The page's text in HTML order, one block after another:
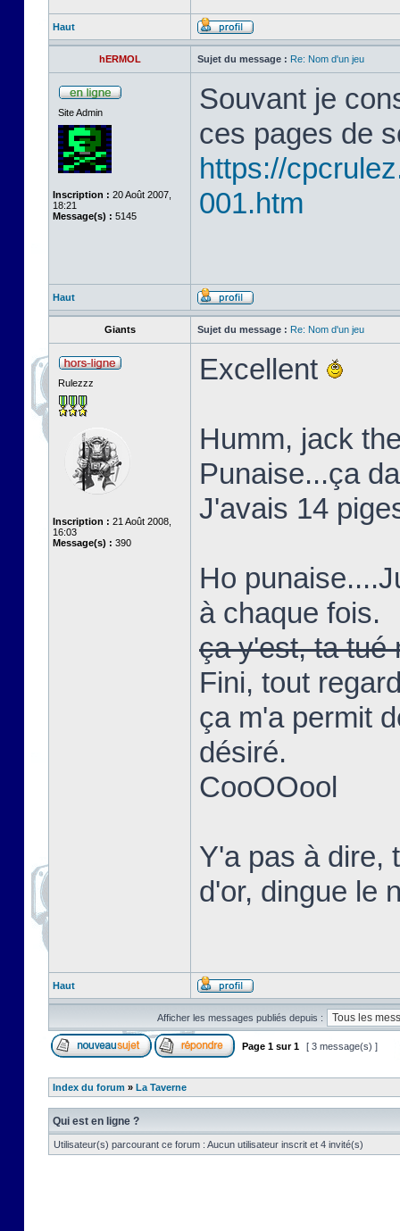
Haut
hERMOL Sujet du message : Re: Nom d'un jeu
Site Admin
Inscription : 20 Août 2007,
18:21
Message(s) : 5145
Souvant je
ces pages de
https://
001.htm
Haut
Giants Sujet du message : Re: Nom d'un jeu
Rulezzz
Inscription : 21 Août 2008,
16:03
Message(s) : 390
Excellent
Humm, jack
Punaise...ça
J'avais 14
Ho
à chaque fois.
ça y'est, ta tué
Fini, tout
ça m'a permit
désiré.
CooOOool
Y'a pas à dire,
d'or, dingue le
Haut
Afficher les messages publiés depuis :
Page 1 sur1 [ 3 message(s) ]
Index du forum » La Taverne
Qui est en ligne ?
Utilisateur(s) parcourant ce forum : Aucun utilisateur inscrit et 4 invité(s)